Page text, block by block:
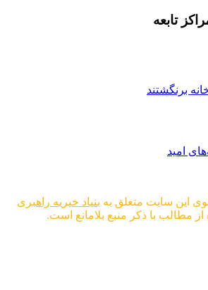
تابعه
برنگشتند
امید
این سایت متعلق به بنیاد خیریه راهبری
مطالب با ذکر منبع بلامانع است.